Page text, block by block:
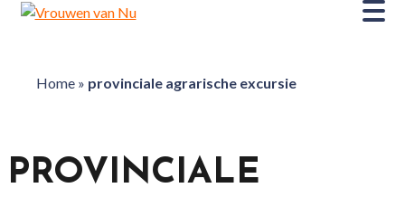
Home» provinciale agrarische excursie
PROVINCIALE